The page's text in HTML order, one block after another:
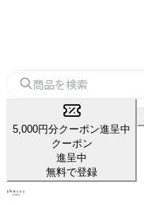
5,000円分クーポン進呈中
クーポン
進呈中
無料で登録